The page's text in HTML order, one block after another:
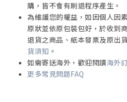
購，皆不會有刷退程序產生。
為維護您的權益，如因個人因
原狀並依原包裝包好，於收到
退貨之商品、紙本發票及原出
貨須知 。
如需寄送海外，歡迎閱讀海外
更多常見問題FAQ